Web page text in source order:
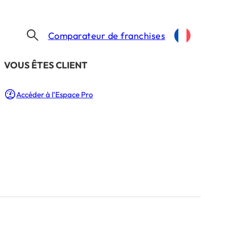
​VOUS ÊTES CLIENT
Accéder à l’Espace Pro
Comparateur de franchises
près de Metz
la commune